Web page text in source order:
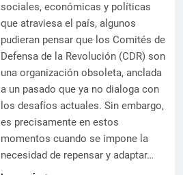
sociales, económicas y políticas
que atraviesa el país, algunos
pudieran pensar que los Comités de
Defensa de la Revolución (CDR) son
una organización obsoleta, anclada
a un pasado que ya no dialoga con
los desafíos actuales. Sin embargo,
es precisamente en estos
momentos cuando se impone la
necesidad de repensar y adaptar…